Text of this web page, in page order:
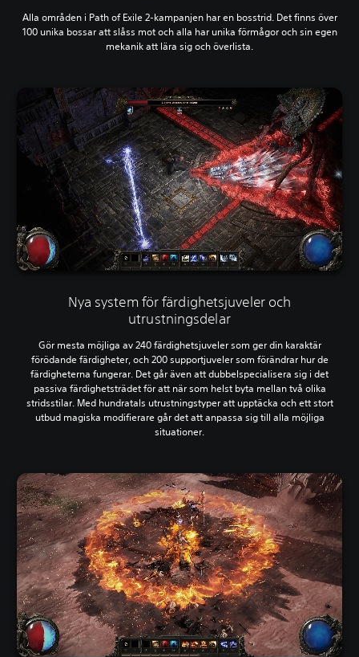
Alla områden i Path of Exile 2-kampanjen har en bosstrid. Det finns över
100 unika bossar att slåss mot och alla har unika förmågor och sin egen
mekanik att lära sig och överlista.
Nya system för färdighetsjuveler och
utrustningsdelar
Gör mesta möjliga av 240 färdighetsjuveler som ger din karaktär
förödande färdigheter, och 200 supportjuveler som förändrar hur de
färdigheterna fungerar. Det går även att dubbelspecialisera sig i det
passiva färdighetsträdet för att när som helst byta mellan två olika
stridsstilar. Med hundratals utrustningstyper att upptäcka och ett stort
utbud magiska modifierare går det att anpassa sig till alla möjliga
situationer.